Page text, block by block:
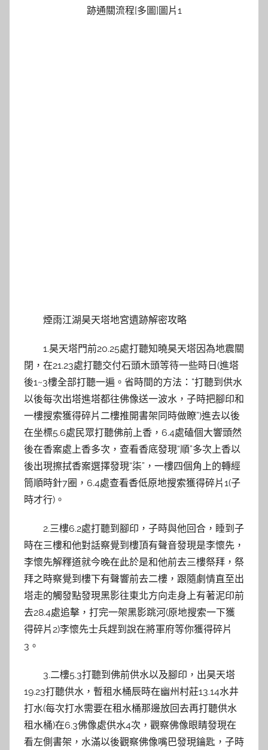
煙雨江湖昊天塔地宮遺跡解密攻略
1.昊天塔門前20.25處打聽知曉昊天塔因為地震關
閉，在21.23處打聽交付石頭木頭等待一些時日(進塔
後1~3樓全部打聽一遍。省時間的方法：“打聽到供水
以後每次出塔進塔都往佛像送一波水，子時把腳印和
一樓搜索獲得碎片二樓推開書架同時做瞭”)進去以後
在坐標5.6處民眾打聽佛前上香，6.4處磕個大響頭然
後在香案處上香多次，查看香底發現“順”多次上香以
後出現擦拭香案選擇發現“柒”，一樓四個角上的轉經
筒順時針7圈，6.4處查看香低原地搜索獲得碎片1(子
時才行)。
2.三樓6.2處打聽到腳印，子時與他回合，睡到子
時在三樓和他對話察覺到樓頂有聲音發現是李懷先，
李懷先解釋道就今晚在此於是和他前去三樓祭拜，祭
拜之時察覺到樓下有聲響前去二樓，跟隨劇情直至出
塔走的觸發點發現黑影往東北方向走身上有著泥印前
去28.4處追擊，打完一架黑影跳河(原地搜索一下獲
得碎片2)李懷先士兵趕到說在將軍府等你獲得碎片
3。
3.二樓5.3打聽到佛前供水以及腳印，出昊天塔
19.23打聽供水，暫租水桶辰時在幽州村莊13.14水井
打水(每次打水需要在租水桶那邊放回去再打聽供水
租水桶)在6.3佛像處供水4次，觀察佛像眼睛發現在
看左側書架，水滿以後觀察佛像嘴巴發現鑰匙，子時